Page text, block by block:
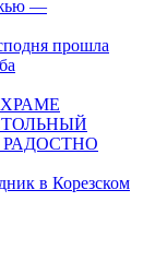
—
прошла
ХРАМЕ
в Корезском